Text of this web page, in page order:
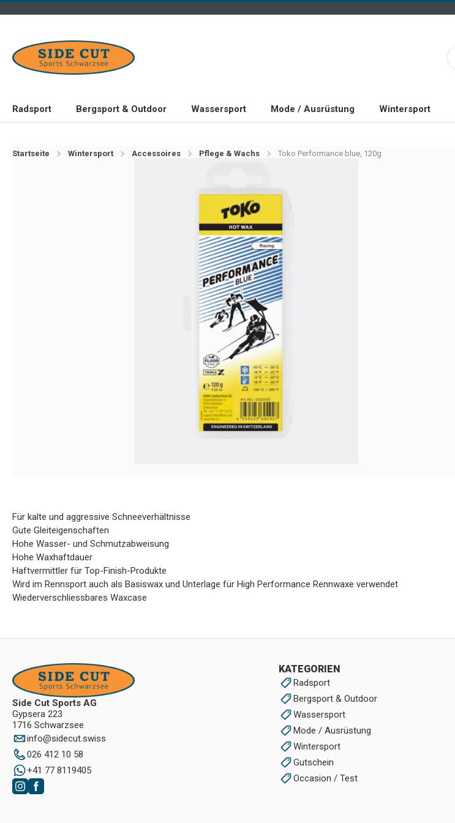
Radsport Bergsport & Outdoor Wassersport Mode / Ausrüstung Wintersport
Startseite Wintersport Accessoires Pflege & Wachs Toko Performance blue, 120g
Für kalte und aggressive Schneeverhältnisse
Gute Gleiteigenschaften
Hohe Wasser- und Schmutzabweisung
Hohe Waxhaftdauer
Haftvermittler für Top-Finish-Produkte
Wird im Rennsport auch als Basiswax und Unterlage für High Performance Rennwaxe verwendet
Wiederverschliessbares Waxcase
Side Cut Sports AG
Gypsera 223
1716 Schwarzsee
info@sidecut.swiss
026 412 10 58
+41 77 8119405
KATEGORIEN
Radsport
Bergsport & Outdoor
Wassersport
Mode / Ausrüstung
Wintersport
Gutschein
Occasion / Test